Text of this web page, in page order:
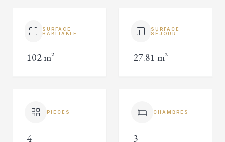
SURFACE
HABITABLE
102 m²
SURFACE
SÉJOUR
27.81 m²
PIÈCES
4
CHAMBRES
3